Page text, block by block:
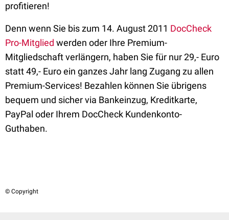
profitieren!
Denn wenn Sie bis zum 14. August 2011 DocCheck
Pro-Mitglied werden oder Ihre Premium-
Mitgliedschaft verlängern, haben Sie für nur 29,- Euro
statt 49,- Euro ein ganzes Jahr lang Zugang zu allen
Premium-Services! Bezahlen können Sie übrigens
bequem und sicher via Bankeinzug, Kreditkarte,
PayPal oder Ihrem DocCheck Kundenkonto-
Guthaben.
© Copyright